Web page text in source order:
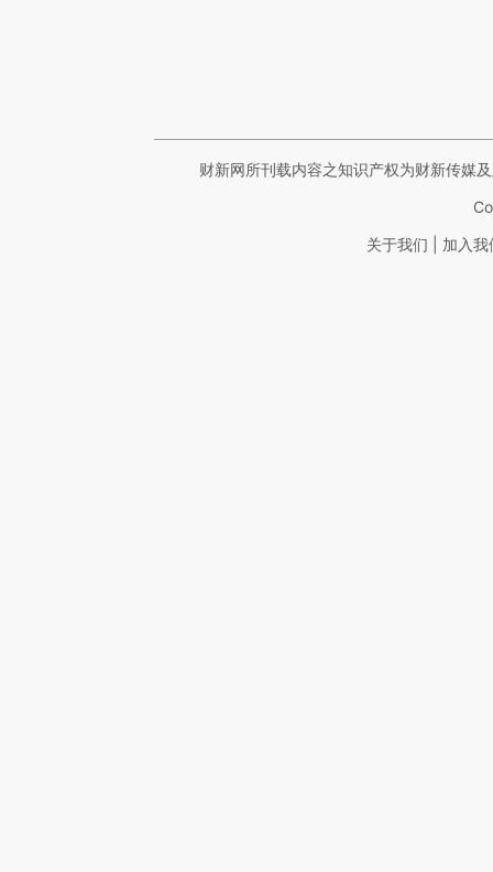
财新网所刊载内容之知识产权为财新传媒
关于我们 加入我